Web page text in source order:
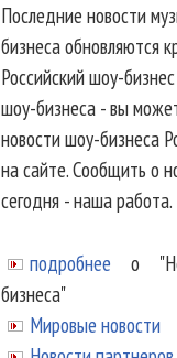
Последние новости
бизнеса обновляются
Российский шоу-
шоу-бизнеса - вы
новости шоу-бизнеса
на сайте. Сообщить о
сегодня - наша работа.
подробнее о
бизнеса"
Мировые новости